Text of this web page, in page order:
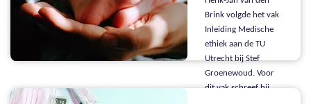
Brink volgde het vak
Inleiding Medische
ethiek aan de TU
Utrecht bij Stef
Groenewoud. Voor
dit vak schreef hij